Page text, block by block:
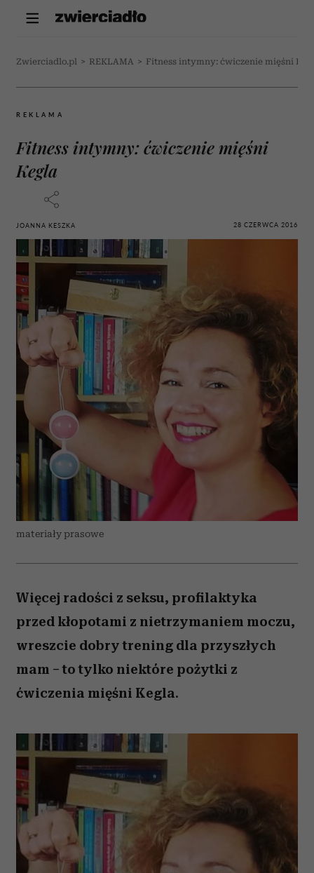
Zwierciadlo.pl > REKLAMA > Fitness intymny: ćwiczenie mięśni
REKLAMA
Fitness intymny: ćwiczenie mięśni
Kegla
JOANNA KESZKA 28 CZERWCA 2016
materiały prasowe
Więcej radości z seksu, profilaktyka
przed kłopotami z nietrzymaniem moczu,
wreszcie dobry trening dla przyszłych
mam – to tylko niektóre pożytki z
ćwiczenia mięśni Kegla.